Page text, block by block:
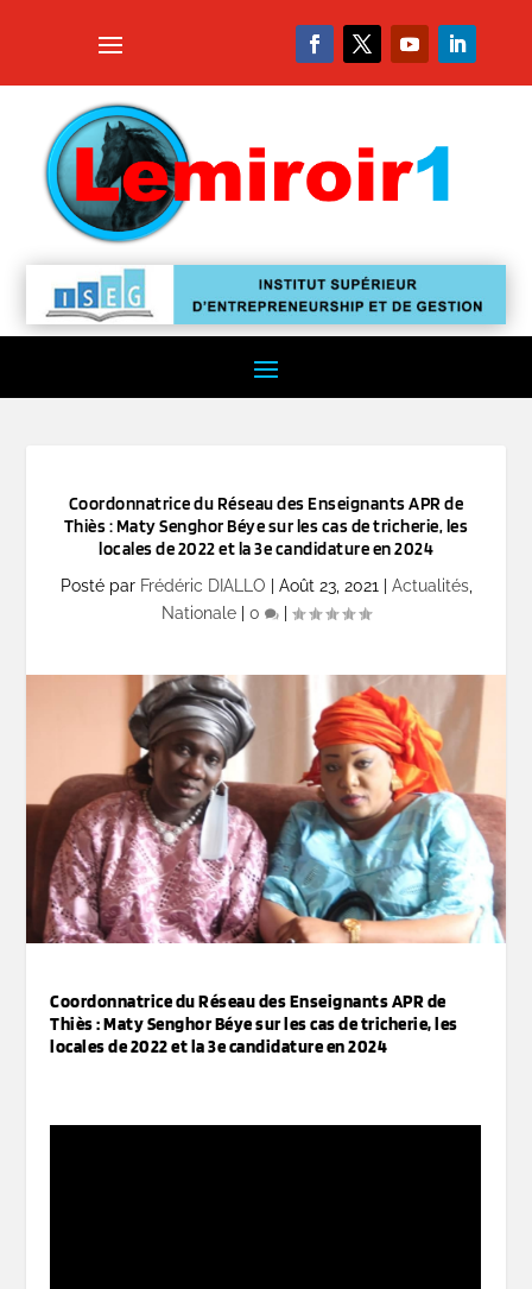
Coordonnatrice du Réseau des Enseignants APR de
Thiès : Maty Senghor Béye sur les cas de tricherie, les
locales de 2022 et la 3e candidature en 2024
Posté par Frédéric DIALLO Août 23, 2021 Actualités,
Nationale
0
Coordonnatrice du Réseau des Enseignants APR de
Thiès : Maty Senghor Béye sur les cas de tricherie, les
locales de 2022 et la 3e candidature en 2024